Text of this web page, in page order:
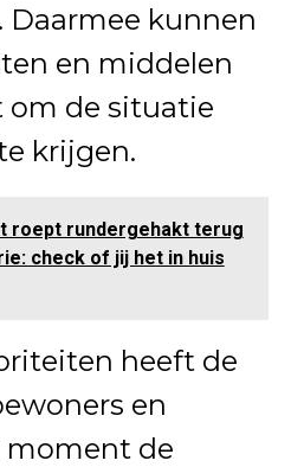
kunnen
en middelen
om de situatie
krijgen.
roept rundergehakt terug
check of jij het in huis
heeft de
en
de